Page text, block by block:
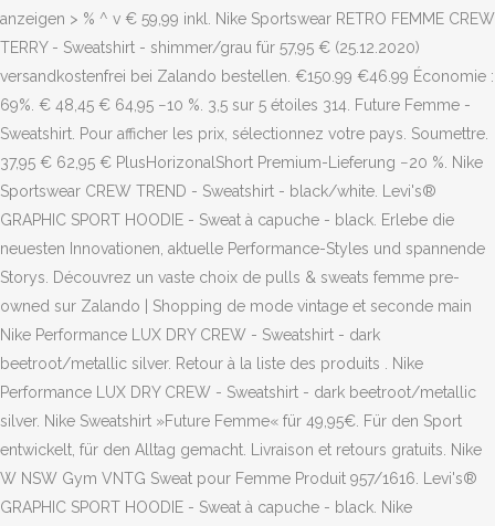
anzeigen > % ^ v € 59,99 inkl. Nike Sportswear RETRO FEMME CREW
TERRY - Sweatshirt - shimmer/grau für 57,95 € (25.12.2020)
versandkostenfrei bei Zalando bestellen. €150.99 €46.99 Économie :
69%. € 48,45 € 64,95 −10 %. 3,5 sur 5 étoiles 314. Future Femme -
Sweatshirt. Pour afficher les prix, sélectionnez votre pays. Soumettre.
37,95 € 62,95 € PlusHorizonalShort Premium-Lieferung −20 %. Nike
Sportswear CREW TREND - Sweatshirt - black/white. Levi's®
GRAPHIC SPORT HOODIE - Sweat à capuche - black. Erlebe die
neuesten Innovationen, aktuelle Performance-Styles und spannende
Storys. Découvrez un vaste choix de pulls & sweats femme pre-
owned sur Zalando | Shopping de mode vintage et seconde main
Nike Performance LUX DRY CREW - Sweatshirt - dark
beetroot/metallic silver. Retour à la liste des produits . Nike
Performance LUX DRY CREW - Sweatshirt - dark beetroot/metallic
silver. Nike Sweatshirt »Future Femme« für 49,95€. Für den Sport
entwickelt, für den Alltag gemacht. Livraison et retours gratuits. Nike
W NSW Gym VNTG Sweat pour Femme Produit 957/1616. Levi's®
GRAPHIC SPORT HOODIE - Sweat à capuche - black. Nike